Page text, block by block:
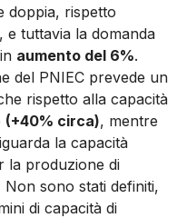
doppia, rispetto
e tuttavia la domanda
aumento del 6%.
del PNIEC prevede un
rispetto alla capacità
(+40% circa), mentre
la capacità
la produzione di
Non sono stati definiti,
di capacità di